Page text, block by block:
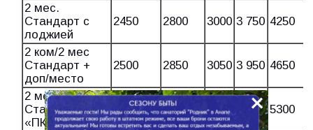
2 мес.
Стандарт с
лоджией
2450 2800 3000 3 750 4250
2 ком/2 мес
Стандарт +
доп/место
2500 2850 3050 3 950 4650
2 мес.
Стандарт
«ПК» (25кв.м.)
2600 2950 3400 4 150 5300
×